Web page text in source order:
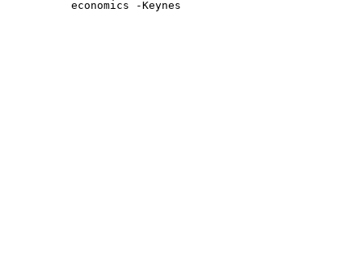
economics -Keynes